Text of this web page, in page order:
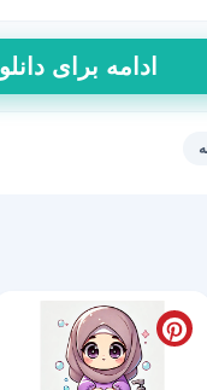
ادامه برای